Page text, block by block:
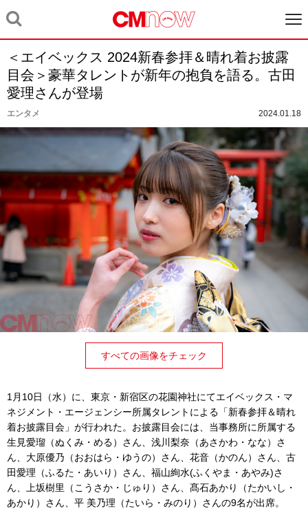
＜エイベックス 2024新春参拝＆晴れ着お披露
目会＞豪華タレントが新年の抱負を語る。古田
愛理さんが登場
エンタメ 2024.01.18
すべての画像をチェック
1月10日（水）に、東京・新宿区の花園神社にてエイベックス・マ
ネジメント・エージェンシー所属タレントによる「新春参拝＆晴れ
着お披露目会」が行われた。お披露目会には、当事務所に所属する
生見愛瑠（ぬくみ・める）さん、浅川梨奈（あさかわ・なな）さ
ん、大原優乃（おおはら・ゆうの）さん、花音（かのん）さん、古
田愛理（ふるた・あいり）さん、福山絢水(ふくやま・あやみ)さ
ん、上坂樹里（こうさか・じゅり）さん、髙石あかり（たかいし・
あかり）さん、平 美乃理（たいら・みのり）さんの9名が出席。